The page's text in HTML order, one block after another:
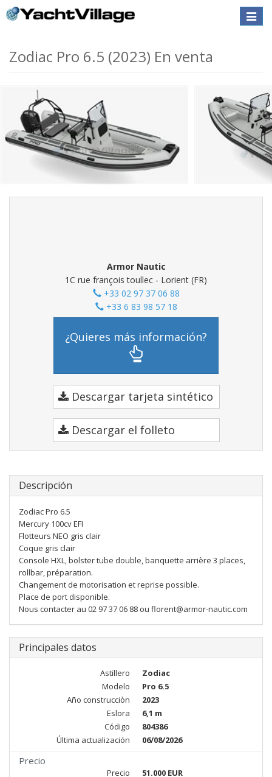
Toggle
Zodiac Pro 6.5 (2023) En venta
Armor Nautic
1C rue françois toullec - Lorient (FR)
+33 02 97 37 06 88
+33 6 83 98 57 18
¿Quieres más información?
Descargar tarjeta sintético
Descargar el folleto
Descripción
Zodiac Pro 6.5
Mercury 100cv EFI
Flotteurs NEO gris clair
Coque gris clair
Console HXL, bolster tube double, banquette arrière 3 places,
rollbar, préparation.
Changement de motorisation et reprise possible.
Place de port disponible.
Nous contacter au 02 97 37 06 88 ou florent@armor-nautic.com
Principales datos
Astillero
Zodiac
Modelo
Pro 6.5
Año construcciòn
2023
Eslora
6,1 m
Código
804386
Última actualización
06/08/2026
Precio
Precio
51.000 EUR